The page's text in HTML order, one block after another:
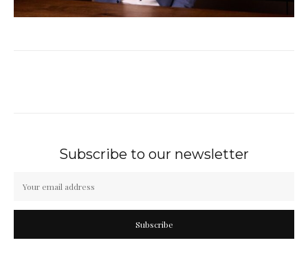
Subscribe to our newsletter
Subscribe